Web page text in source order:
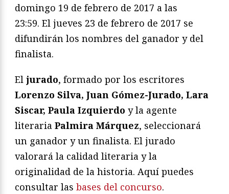
domingo 19 de febrero de 2017 a las
23:59. El jueves 23 de febrero de 2017 se
difundirán los nombres del ganador y del
finalista.
El jurado, formado por los escritores
Lorenzo Silva, Juan Gómez-Jurado, Lara
Siscar, Paula Izquierdo y la agente
literaria Palmira Márquez, seleccionará
un ganador y un finalista. El jurado
valorará la calidad literaria y la
originalidad de la historia. Aquí puedes
consultar las bases del concurso.